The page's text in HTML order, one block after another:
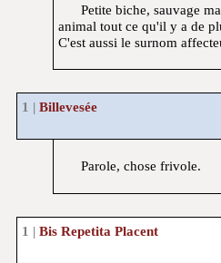
Petite biche, sauvage mais gracieuse et fragile, un
animal tout ce qu'il y a de
C'est aussi le surnom
Billevesée
Parole, chose frivole.
Bis Repetita Placent